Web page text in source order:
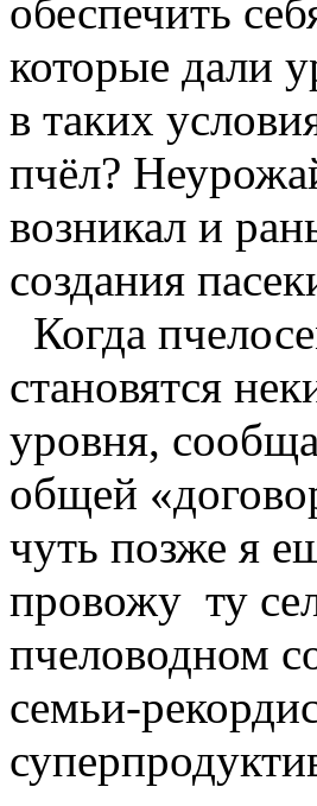
обеспечить
которые дали
в таких
пчёл?
возникал и
создания
Когда
становятся
уровня,
общей
чуть позже я
провожу ту
пчеловодном
семьи-